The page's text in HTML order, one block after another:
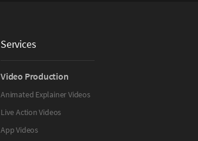
Services
Video Production
Animated Explainer Videos
Live Action Videos
App Videos